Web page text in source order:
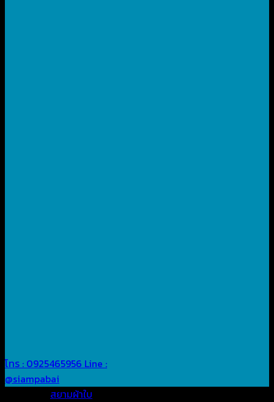
โทร : 0925465956 Line :
@siampabai
สยามผ้าใบ